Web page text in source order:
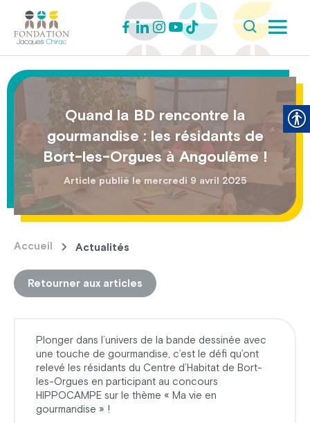
Quand la BD rencontre la
gourmandise : les résidants de
Bort-les-Orgues à Angoulême !
Article publié le mercredi 9 avril 2025
Accueil Actualités
Retourner aux articles
Plonger dans l’univers de la bande dessinée avec
une touche de gourmandise, c’est le défi qu’ont
relevé les résidants du Centre d’Habitat de Bort-
les-Orgues en participant au concours
HIPPOCAMPE sur le thème « Ma vie en
gourmandise » !